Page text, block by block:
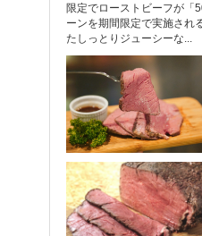
限定でローストビーフが「
ーンを期間限定で実施され
たしっとりジューシーな...